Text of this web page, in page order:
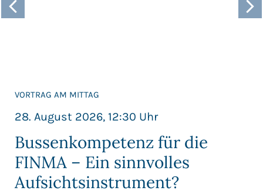
VORTRAG AM MITTAG
28. August 2026, 12:30 Uhr
Bussenkompetenz für die
FINMA – Ein sinnvolles
Aufsichtsinstrument?